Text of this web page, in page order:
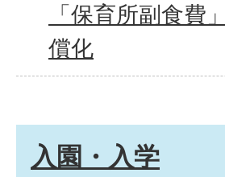
「保育所副食費
償化
入園・入学